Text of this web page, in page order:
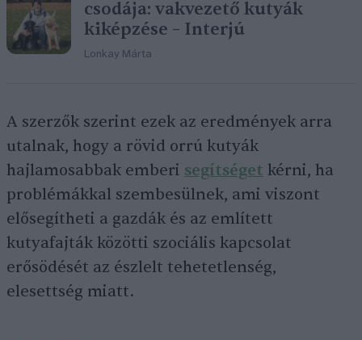
csodája: vakvezető kutyák
kiképzése – Interjú
Lonkay Márta
A szerzők szerint ezek az eredmények arra
utalnak, hogy a rövid orrú kutyák
hajlamosabbak emberi segítséget kérni, ha
problémákkal szembesülnek, ami viszont
elősegítheti a gazdák és az említett
kutyafajták közötti szociális kapcsolat
erősödését az észlelt tehetetlenség,
elesettség miatt.